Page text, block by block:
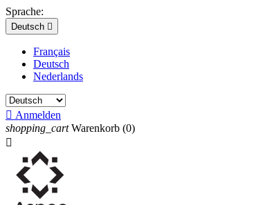
Sprache:
Deutsch 
Français
Deutsch
Nederlands
 Anmelden
shopping_cart Warenkorb (0)
